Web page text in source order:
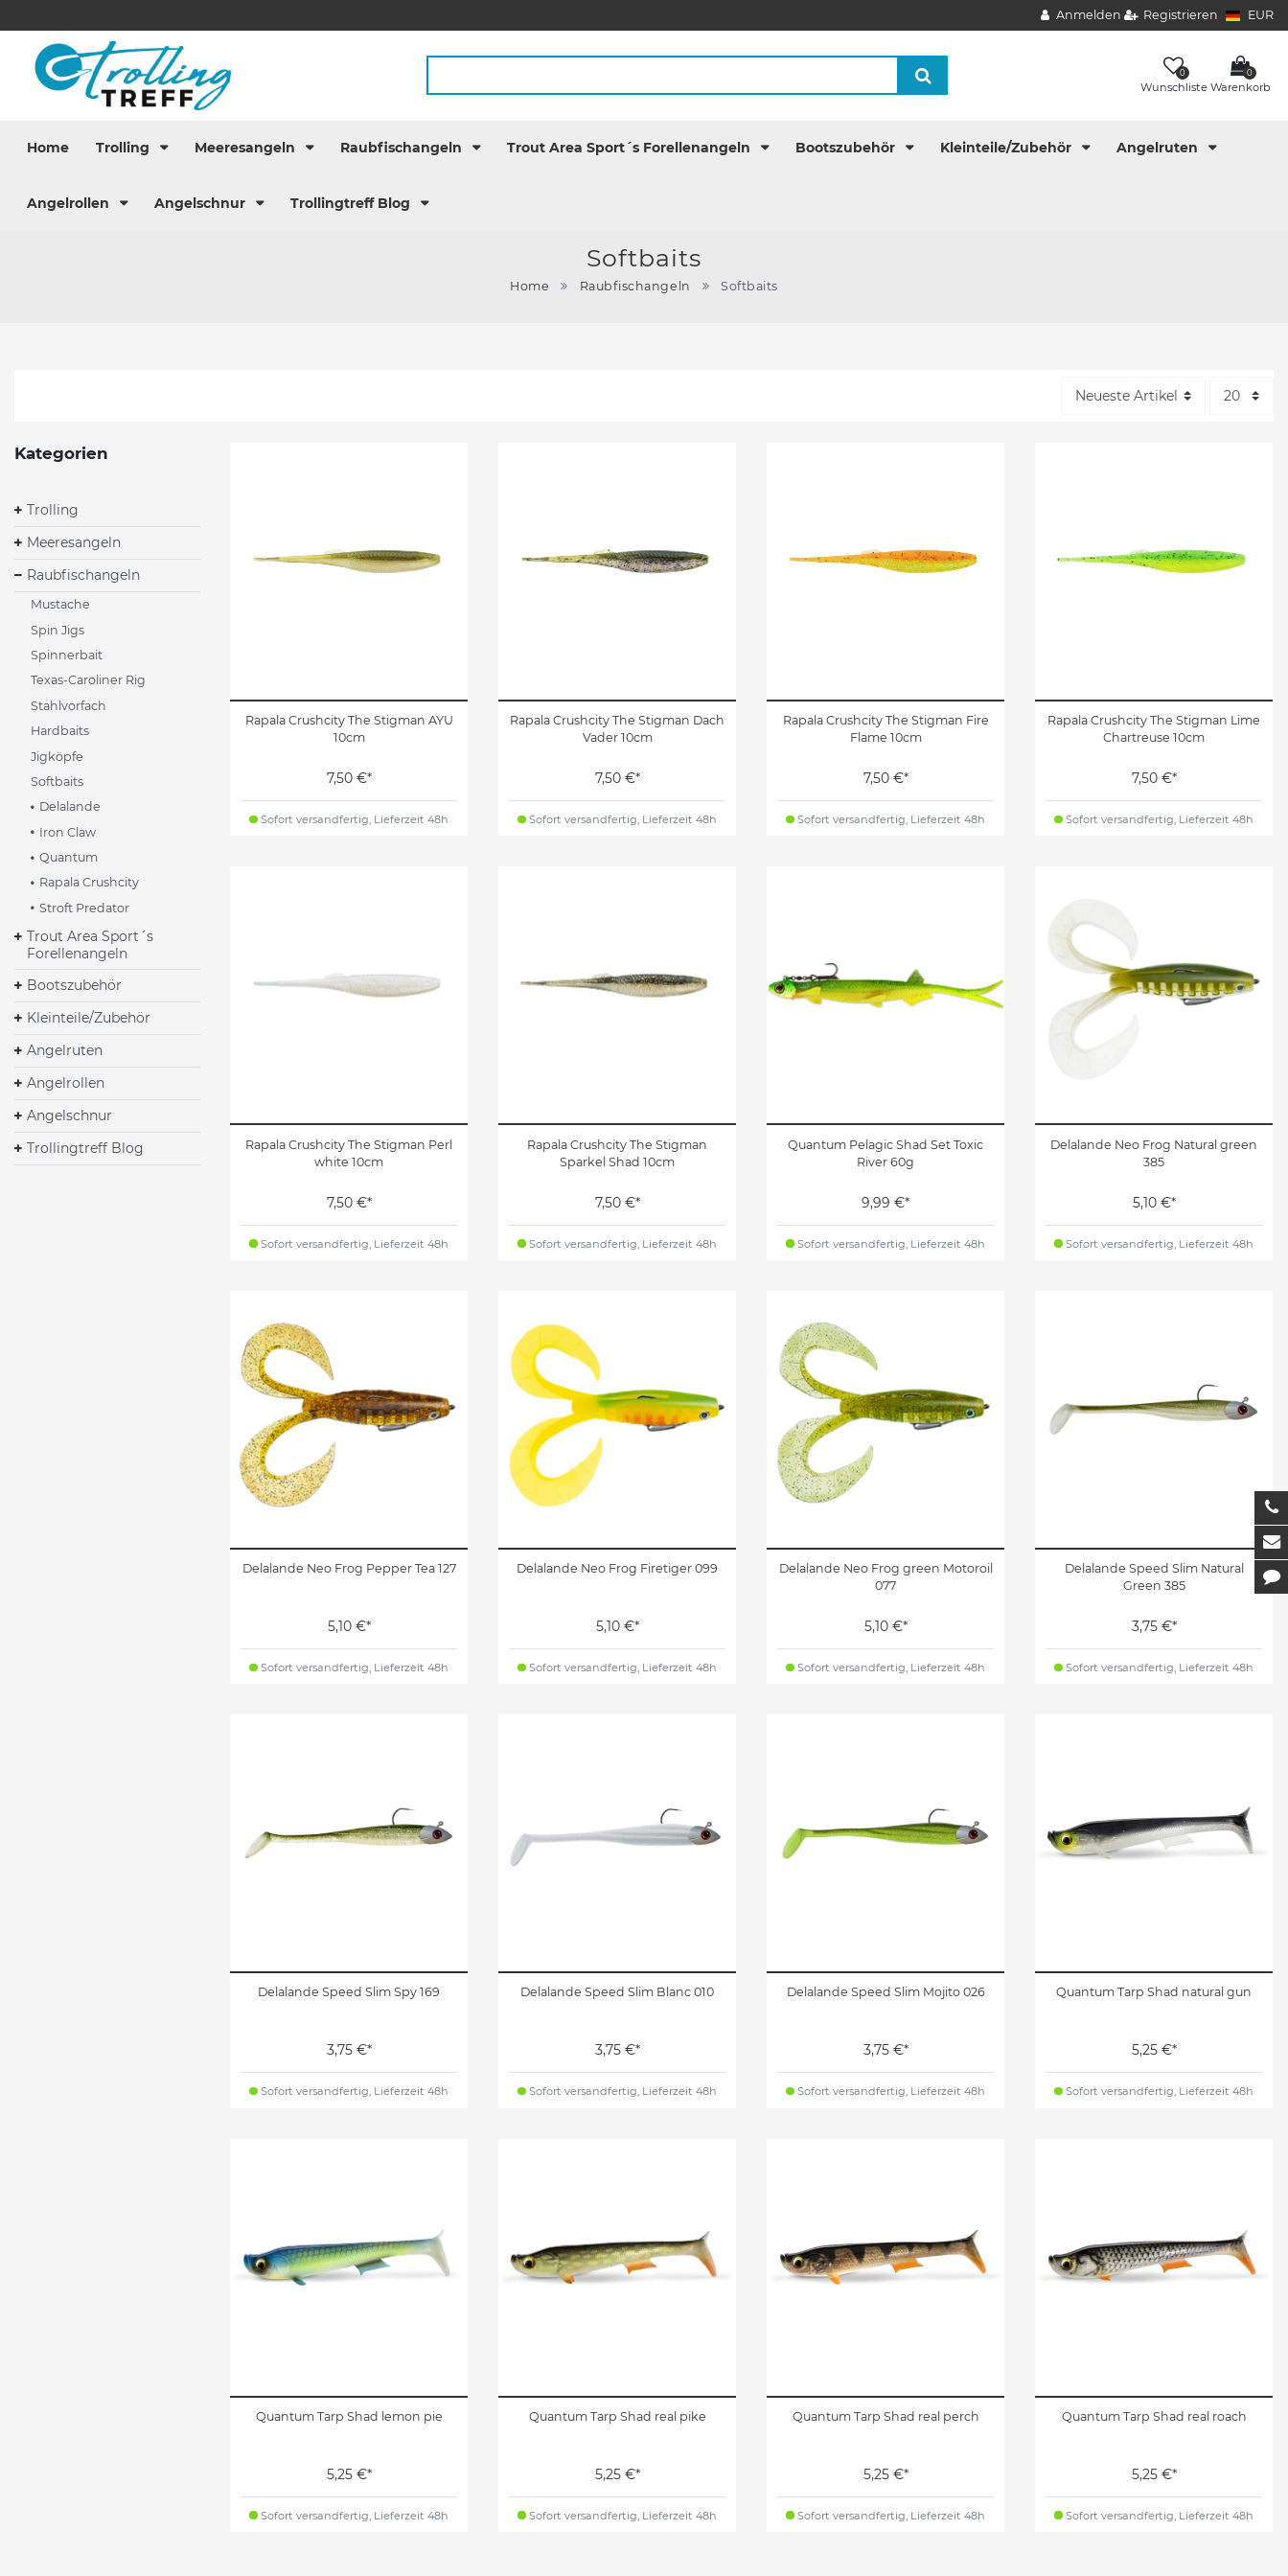
Anmelden Registrieren EUR
0
Wunschliste
0
Warenkorb
Home Trolling Meeresangeln Raubfischangeln Trout Area Sport´s Forellenangeln Bootszubehör Kleinteile/Zubehör Angelruten
Angelrollen Angelschnur Trollingtreff Blog
Softbaits
Home Raubfischangeln Softbaits
Kategorien
Trolling
Meeresangeln
Raubfischangeln
Mustache
Spin Jigs
Spinnerbait
Texas-Caroliner Rig
Stahlvorfach
Hardbaits
Jigköpfe
Softbaits
Delalande
Iron Claw
Quantum
Rapala Crushcity
Stroft Predator
Trout Area Sport´s
Forellenangeln
Bootszubehör
Kleinteile/Zubehör
Angelruten
Angelrollen
Angelschnur
Trollingtreff Blog
Rapala Crushcity The Stigman AYU
10cm
7,50 €*
Sofort versandfertig, Lieferzeit 48h
Rapala Crushcity The Stigman Dach
Vader 10cm
7,50 €*
Sofort versandfertig, Lieferzeit 48h
Rapala Crushcity The Stigman Fire
Flame 10cm
7,50 €*
Sofort versandfertig, Lieferzeit 48h
Rapala Crushcity The Stigman Lime
Chartreuse 10cm
7,50 €*
Sofort versandfertig, Lieferzeit 48h
Rapala Crushcity The Stigman Perl
white 10cm
7,50 €*
Sofort versandfertig, Lieferzeit 48h
Rapala Crushcity The Stigman
Sparkel Shad 10cm
7,50 €*
Sofort versandfertig, Lieferzeit 48h
Quantum Pelagic Shad Set Toxic
River 60g
9,99 €*
Sofort versandfertig, Lieferzeit 48h
Delalande Neo Frog Natural green
385
5,10 €*
Sofort versandfertig, Lieferzeit 48h
Delalande Neo Frog Pepper Tea 127
5,10 €*
Sofort versandfertig, Lieferzeit 48h
Delalande Neo Frog Firetiger 099
5,10 €*
Sofort versandfertig, Lieferzeit 48h
Delalande Neo Frog green Motoroil
077
5,10 €*
Sofort versandfertig, Lieferzeit 48h
Delalande Speed Slim Natural
Green 385
3,75 €*
Sofort versandfertig, Lieferzeit 48h
Delalande Speed Slim Spy 169
3,75 €*
Sofort versandfertig, Lieferzeit 48h
Delalande Speed Slim Blanc 010
3,75 €*
Sofort versandfertig, Lieferzeit 48h
Delalande Speed Slim Mojito 026
3,75 €*
Sofort versandfertig, Lieferzeit 48h
Quantum Tarp Shad natural gun
5,25 €*
Sofort versandfertig, Lieferzeit 48h
Quantum Tarp Shad lemon pie
5,25 €*
Sofort versandfertig, Lieferzeit 48h
Quantum Tarp Shad real pike
5,25 €*
Sofort versandfertig, Lieferzeit 48h
Quantum Tarp Shad real perch
5,25 €*
Sofort versandfertig, Lieferzeit 48h
Quantum Tarp Shad real roach
5,25 €*
Sofort versandfertig, Lieferzeit 48h